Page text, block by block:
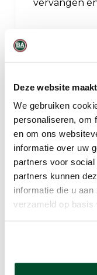
Deze website
We gebruiken
personaliseren, om
en om ons
informatie over uw
partners voor
partners kunnen
informatie die u
verzameld op basis
vervangen
Val- en
SOS-